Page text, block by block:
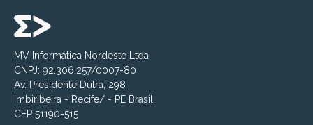
MV Informática Nordeste Ltda
CNPJ: 92.306.257/0007-80
Av. Presidente Dutra, 298
Imbiribeira - Recife/ - PE Brasil
CEP 51190-515